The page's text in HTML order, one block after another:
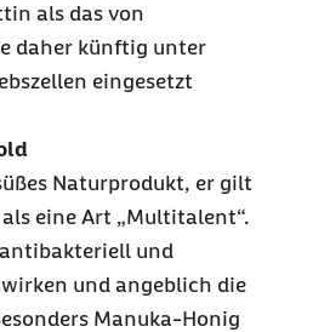
als das von
daher künftig unter
eingesetzt
Naturprodukt, er gilt
eine Art „Multitalent“.
antibakteriell und
und angeblich die
Manuka-Honig